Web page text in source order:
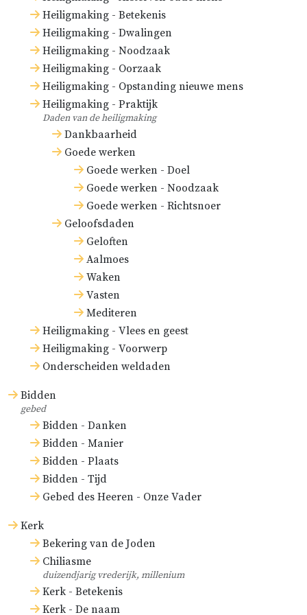
Heiligmaking - Betekenis
Heiligmaking - Dwalingen
Heiligmaking - Noodzaak
Heiligmaking - Oorzaak
Heiligmaking - Opstanding nieuwe mens
Heiligmaking - Praktijk
Daden van de heiligmaking
Dankbaarheid
Goede werken
Goede werken - Doel
Goede werken - Noodzaak
Goede werken - Richtsnoer
Geloofsdaden
Geloften
Aalmoes
Waken
Vasten
Mediteren
Heiligmaking - Vlees en geest
Heiligmaking - Voorwerp
Onderscheiden weldaden
Bidden
gebed
Bidden - Danken
Bidden - Manier
Bidden - Plaats
Bidden - Tijd
Gebed des Heeren - Onze Vader
Kerk
Bekering van de Joden
Chiliasme
duizendjarig vrederijk, millenium
Kerk - Betekenis
Kerk - De naam
de begroeting, de
gemeenschap en de tafel
worden geweigerd.)
Dit wordt gewoonlijk de
‘grote excommunicatie’
genoemd.
Bertramus in
Juidaica(Het Joodse bestuur)
houdt echter
schammata –
en שַׁמַּטַה (šammata) – voor
een en dezelfde trap.